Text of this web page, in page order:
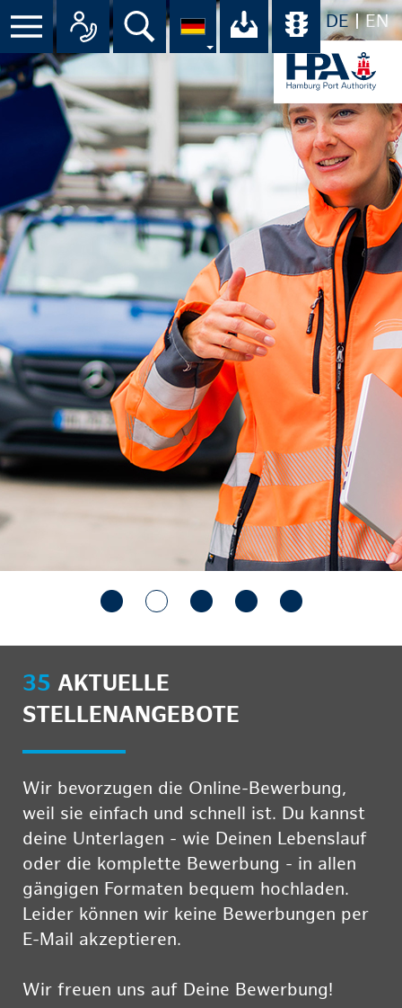
DE EN
Suche Ihr Download-
35 AKTUELLE
STELLENANGEBOTE
Wir bevorzugen die Online-Bewerbung,
weil sie einfach und schnell ist. Du kannst
deine Unterlagen - wie Deinen Lebenslauf
oder die komplette Bewerbung - in allen
gängigen Formaten bequem hochladen.
Leider können wir keine Bewerbungen per
E-Mail akzeptieren.
Wir freuen uns auf Deine Bewerbung!